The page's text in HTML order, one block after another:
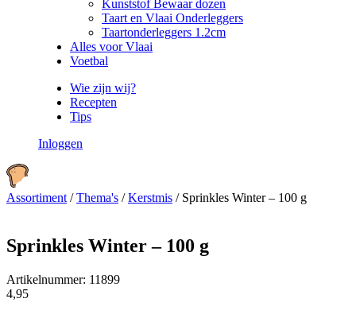
Kunststof Bewaar dozen
Taart en Vlaai Onderleggers
Taartonderleggers 1.2cm
Alles voor Vlaai
Voetbal
Wie zijn wij?
Recepten
Tips
Inloggen
Assortiment /Thema's /Kerstmis / Sprinkles Winter – 100 g
Sprinkles Winter – 100 g
Artikelnummer: 11899
4,95